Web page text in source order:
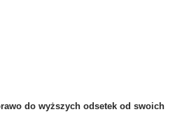
do wyższych odsetek od swoich